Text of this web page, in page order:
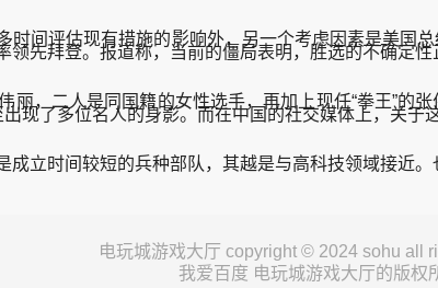
评估现有措施的影响外，另一个考虑因素是美国
先拜登。报道称，当前的僵局表明，胜选的不确定
，二人是同国籍的女性选手，再加上现任“拳王”的
现了多位名人的身影。而在中国的社交媒体上，关于
时间较短的兵种部队，其越是与高科技领域接近。
电玩城游戏大厅 copyright © 2024 sohu all
我爱百度 电玩城游戏大厅的版权